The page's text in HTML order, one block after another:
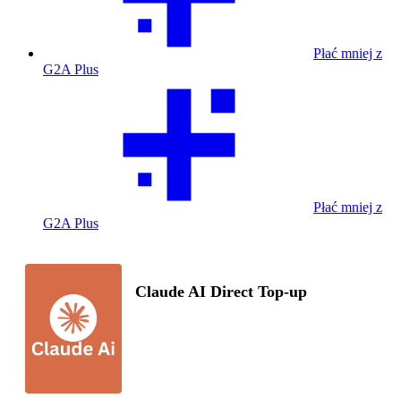
Płać mniej z
G2A Plus
Płać mniej z
G2A Plus
Claude AI Direct Top-up